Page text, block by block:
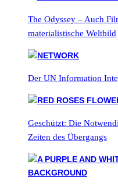
The Odyssey – Auch
materialistische Weltbild
Der UN Information
Geschützt: Die
Zeiten des Übergangs